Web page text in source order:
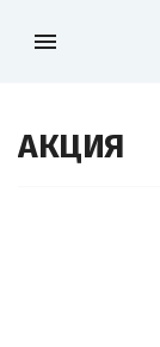
menu
АКЦИЯ